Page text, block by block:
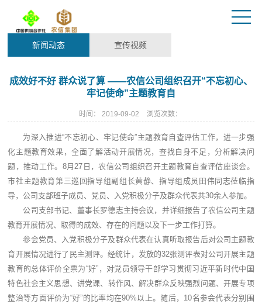
新闻动态 宣传视频
成效好不好 群众说了算 ——农信公司组织召开“不忘初心、
牢记使命”主题教育自
时间： 2019-09-02 浏览次数：
为深入推进“不忘初心、牢记使命”主题教育自查评估工作，进一步强
化主题教育效果，全面了解活动开展情况，查找自身不足，分析解决问
题，推动工作。8月27日，农信公司组织召开主题教育自查评估座谈会。
市社主题教育第三巡回指导组副组长黄静、指导组成员田伟同志莅临指
导，公司支部班子成员、党员、入党积极分子及群众代表共30余人参加。
公司支部书记、董事长罗德志主持会议，并详细报告了农信公司主题
教育开展情况、取得的成效、存在的问题以及下一步工作打算。
参会党员、入党积极分子及群众代表在认真听取报告后对公司主题教
育开展情况进行了民主测评。经统计，发放的32张测评表对公司开展主题
教育的总体评价全票为“好”，对党员领导干部学习贯彻习近平新时代中国
特色社会主义思想、讲党课、转作风、解决群众反映强烈问题、开展专项
整治等方面评价为“好”的比率均在90%以上。随后，10名参会代表分别围